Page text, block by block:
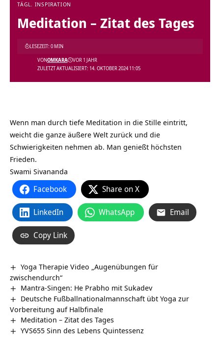
TÄGL. INSPIRATION
Meditation – Zitat des Tages
ZULETZT AKTUALISIERT: 14. OKTOBER 2024 11:05
VONOMKARA VOR 1 JAHR
LESEZEIT: 0 MIN
Wenn man durch tiefe Meditation in die Stille eintritt,
weicht die ganze äußere Welt zurück und die
Schwierigkeiten nehmen ab. Man genießt höchsten
Frieden.
Swami Sivananda
Facebook Share on X
LinkedIn WhatsApp Email
Copy Link
Yoga Therapie Video „Augenübungen für
zwischendurch“
Mantra-Singen: He Prabho mit Sukadev
Deutsche Fußballnationalmannschaft übt Yoga zur
Vorbereitung auf Halbfinale
Meditation – Zitat des Tages
YVS655 Sinn des Lebens Quintessenz